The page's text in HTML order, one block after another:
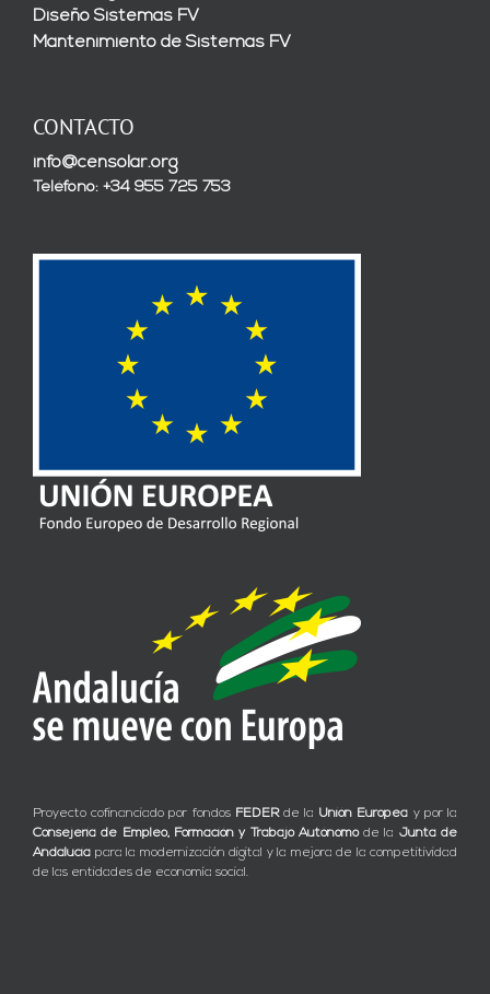
Diseño Sistemas FV
Mantenimiento de Sistemas FV
CONTACTO
info@censolar.org
Teléfono: +34 955 725 753
Proyecto cofinanciado por fondos FEDERde la Unión Europea y por la
Consejería de Empleo, Formación y Trabajo Autónomode la Junta de
Andalucía para la modernización digital y la mejora de la competitividad
de las entidades de economía social.